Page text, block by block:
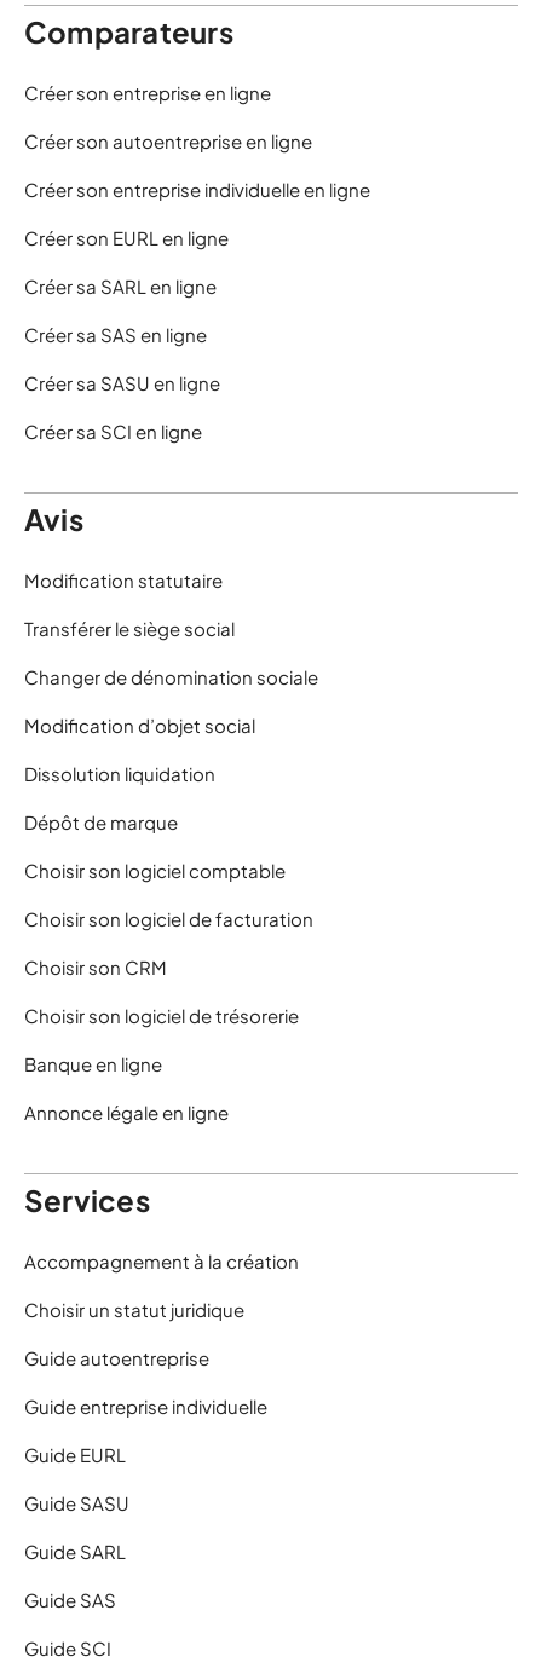
Comparateurs
Créer son entreprise en ligne
Créer son autoentreprise en ligne
Créer son entreprise individuelle en ligne
Créer son EURL en ligne
Créer sa SARL en ligne
Créer sa SAS en ligne
Créer sa SASU en ligne
Créer sa SCI en ligne
Avis
Modification statutaire
Transférer le siège social
Changer de dénomination sociale
Modification d’objet social
Dissolution liquidation
Dépôt de marque
Choisir son logiciel comptable
Choisir son logiciel de facturation
Choisir son CRM
Choisir son logiciel de trésorerie
Banque en ligne
Annonce légale en ligne
Services
Accompagnement à la création
Choisir un statut juridique
Guide autoentreprise
Guide entreprise individuelle
Guide EURL
Guide SASU
Guide SARL
Guide SAS
Guide SCI